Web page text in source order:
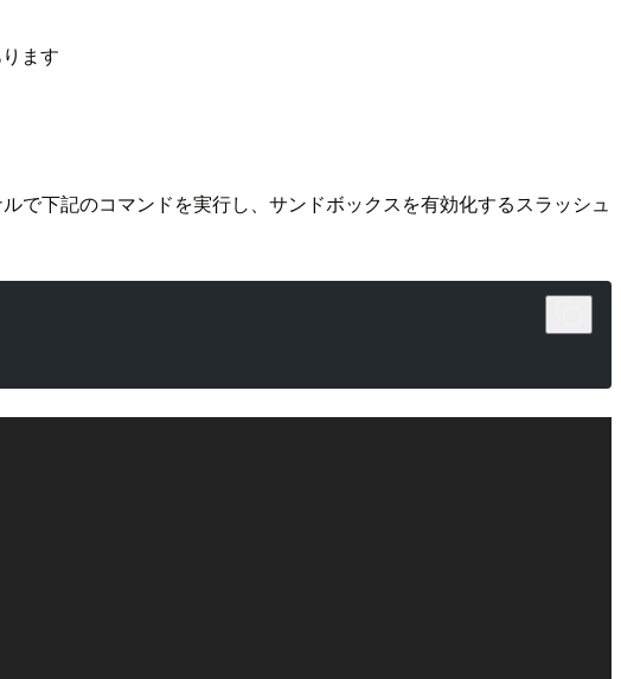
ます
で下記のコマンドを実行し、サンドボックスを有効化するスラッシュ